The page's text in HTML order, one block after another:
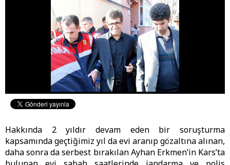
Hakkında 2 yıldır devam eden bir soruşturma
kapsamında geçtiğimiz yıl da evi aranıp gözaltına alınan,
daha sonra da serbest bırakılan Ayhan Erkmen’in Kars’ta